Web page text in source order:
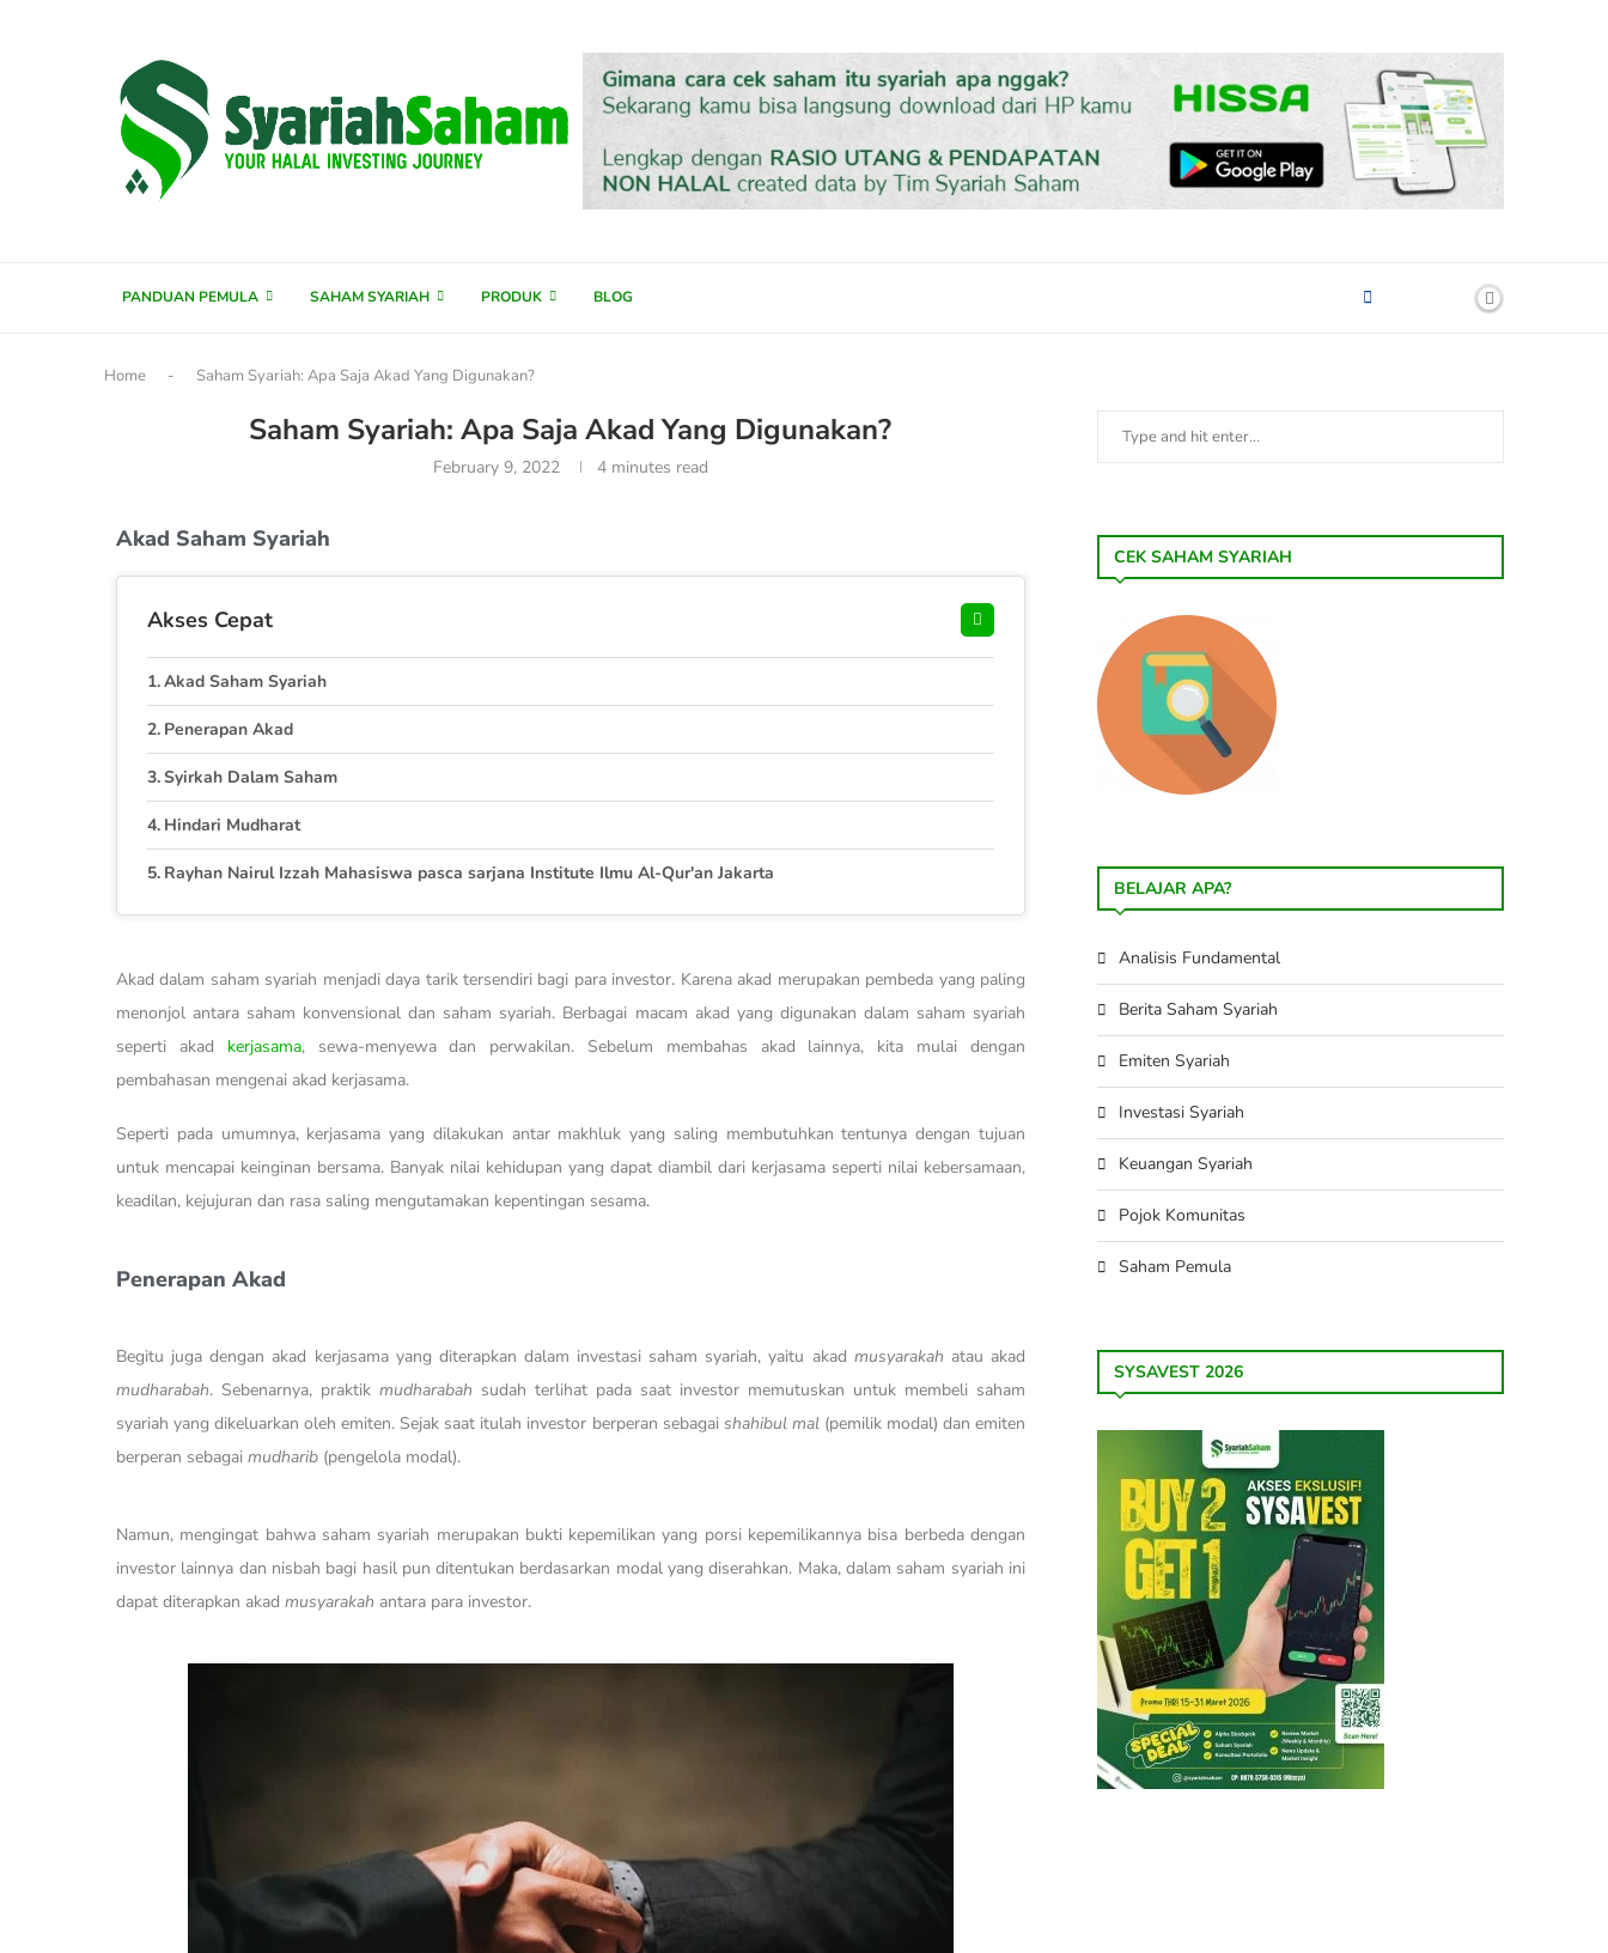
PANDUAN PEMULA SAHAM SYARIAH PRODUK BLOG
Home - Saham Syariah: Apa Saja Akad Yang Digunakan?
Saham Syariah: Apa Saja Akad Yang Digunakan?
February 9, 2022 4 minutes read
Akad Saham Syariah
Akses Cepat
Akad Saham Syariah
Penerapan Akad
Syirkah Dalam Saham
Hindari Mudharat
Rayhan Nairul Izzah Mahasiswa pasca sarjana Institute Ilmu Al-Qur'an Jakarta
Akad dalam saham syariah menjadi daya tarik tersendiri bagi para investor. Karena akad merupakan pembeda yang paling
menonjol antara saham konvensional dan saham syariah. Berbagai macam akad yang digunakan dalam saham syariah
seperti akad kerjasama, sewa-menyewa dan perwakilan. Sebelum membahas akad lainnya, kita mulai dengan
pembahasan mengenai akad kerjasama.
Seperti pada umumnya, kerjasama yang dilakukan antar makhluk yang saling membutuhkan tentunya dengan tujuan
untuk mencapai keinginan bersama. Banyak nilai kehidupan yang dapat diambil dari kerjasama seperti nilai kebersamaan,
keadilan, kejujuran dan rasa saling mengutamakan kepentingan sesama.
Penerapan Akad
Begitu juga dengan akad kerjasama yang diterapkan dalam investasi saham syariah, yaitu akad musyarakah atau akad
mudharabah. Sebenarnya, praktik mudharabah sudah terlihat pada saat investor memutuskan untuk membeli saham
syariah yang dikeluarkan oleh emiten. Sejak saat itulah investor berperan sebagai shahibul mal(pemilik modal) dan emiten
berperan sebagai mudharib (pengelola modal).
Namun, mengingat bahwa saham syariah merupakan bukti kepemilikan yang porsi kepemilikannya bisa berbeda dengan
investor lainnya dan nisbah bagi hasil pun ditentukan berdasarkan modal yang diserahkan. Maka, dalam saham syariah ini
dapat diterapkan akad musyarakah antara para investor.
CEK SAHAM SYARIAH
BELAJAR APA?
Analisis Fundamental
Berita Saham Syariah
Emiten Syariah
Investasi Syariah
Keuangan Syariah
Pojok Komunitas
Saham Pemula
SYSAVEST 2026